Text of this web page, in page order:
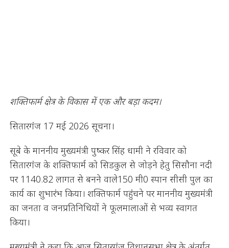
शक्तिफार्म क्षेत्र के विकास में एक और बड़ा कदम।
सितारगंज 17 मई 2026 सूचना।
सूबे के माननीय मुख्यमंत्री पुष्कर सिंह धामी ने रविवार को
सितारगंज के शक्तिफार्म को सिडकुल से जोड़ने हेतु सिसौना नदी
पर 1140.82 लागत से बनने वाले150 मी0 स्पान सीसी पुल का
कार्य का शुभारंभ किया। शक्तिफार्म पहुंचने पर माननीय मुख्यमंत्री
का जनता व जनप्रतिनिधियों ने फूलमालाओं से भव्य स्वागत
किया।